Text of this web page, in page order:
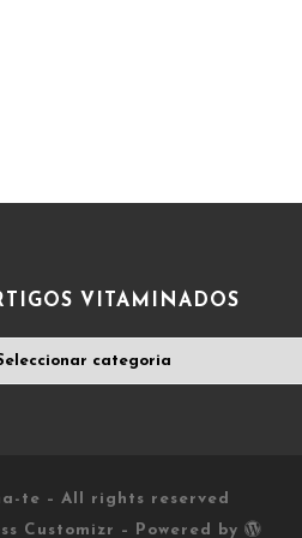
VITAMINADOS
te – All rights reserved
Customizr – Powered by